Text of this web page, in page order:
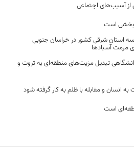
از آسیب‌های اجتماعی
است
سه استان شرقی کشور در خراسان جنوبی
مرمت آسبادها
تبدیل مزیت‌های منطقه‌ای به ثروت و
انسان و مقابله با ظلم به کار گرفته شود
است